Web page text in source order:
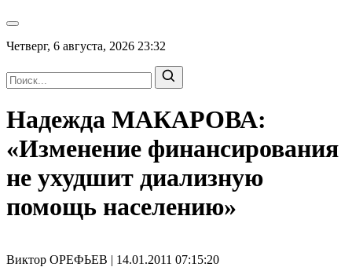
Четверг, 6 августа, 2026 23:32
Надежда МАКАРОВА:
«Изменение финансирования
не ухудшит диализную
помощь населению»
Виктор ОРЕФЬЕВ | 14.01.2011 07:15:20